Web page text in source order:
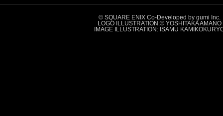
© SQUARE ENIX Co-Developed by gumi Inc.
LOGO ILLUSTRATION:© YOSHITAKA AMANO
IMAGE ILLUSTRATION: ISAMU